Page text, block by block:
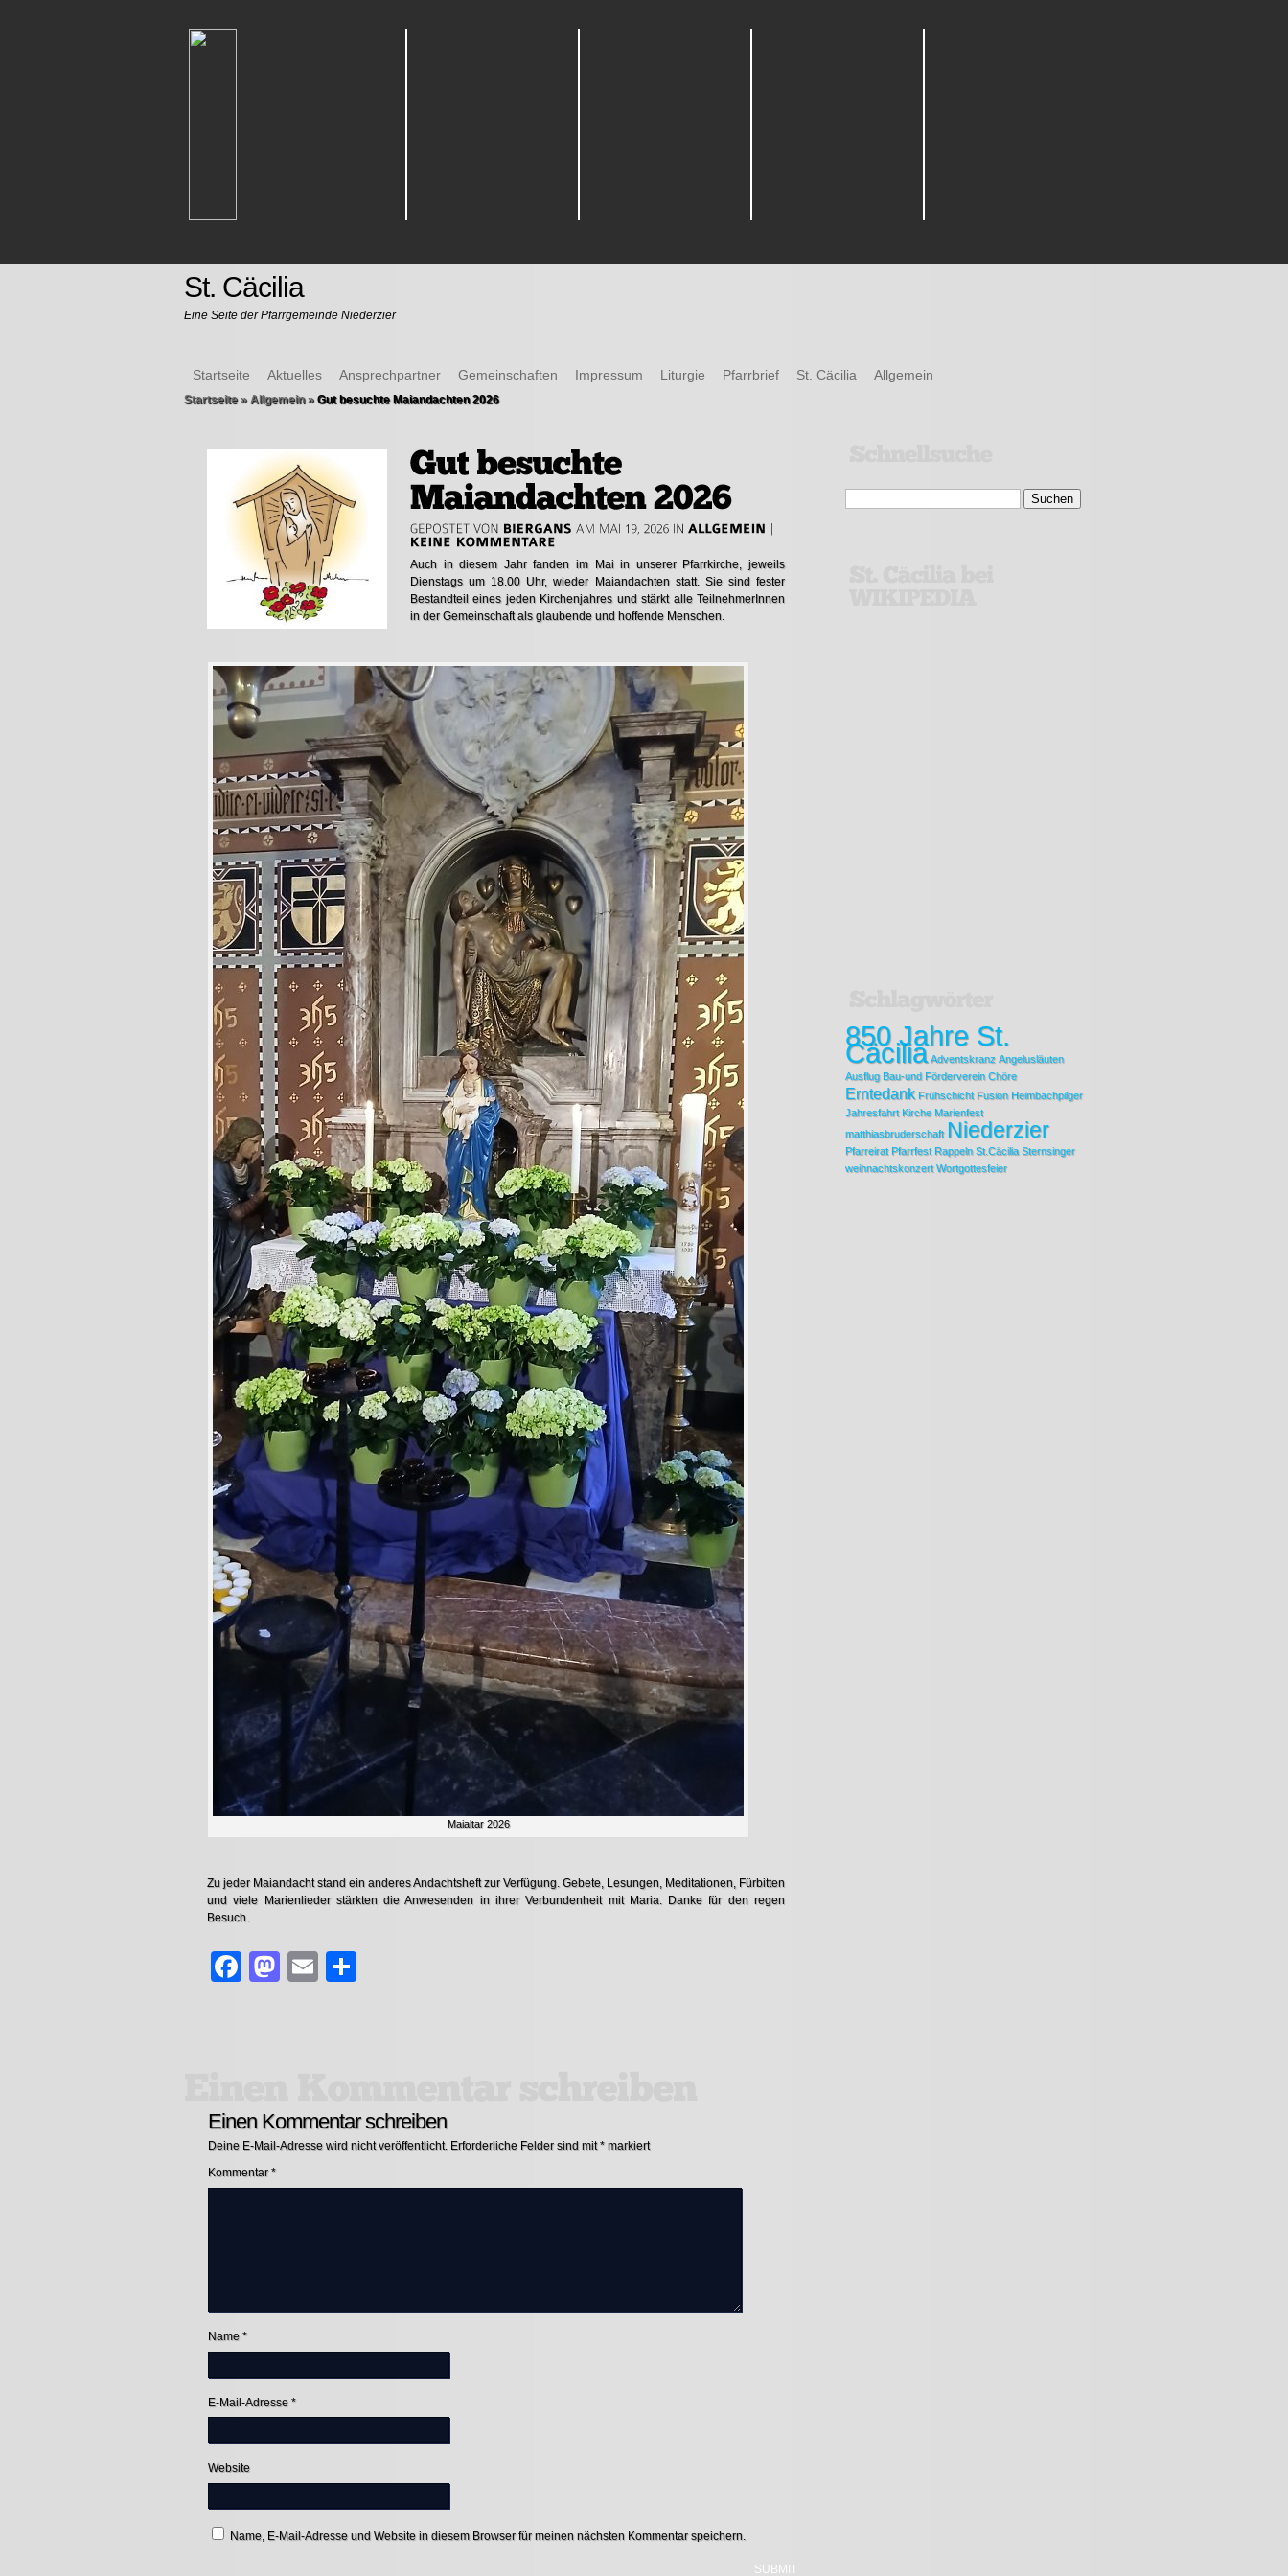
St. Cäcilia
Eine Seite der Pfarrgemeinde Niederzier
Startseite Aktuelles Ansprechpartner Gemeinschaften Impressum Liturgie Pfarrbrief St. Cäcilia Allgemein
Startseite » Allgemein »Gut besuchte Maiandachten 2026
Auch in diesem Jahr fanden im Mai in unserer Pfarrkirche, jeweils
Dienstags um 18.00 Uhr, wieder Maiandachten statt. Sie sind fester
Bestandteil eines jeden Kirchenjahres und stärkt alle TeilnehmerInnen
in der Gemeinschaft als glaubende und hoffende Menschen.
Maialtar 2026
Zu jeder Maiandacht stand ein anderes Andachtsheft zur Verfügung. Gebete, Lesungen, Meditationen, Fürbitten
und viele Marienlieder stärkten die Anwesenden in ihrer Verbundenheit mit Maria. Danke für den regen
Besuch.
Facebook
Mastodon
Email
Einen Kommentar schreiben
Deine E-Mail-Adresse wird nicht veröffentlicht. Erforderliche Felder sind mit* markiert
Kommentar*
Name *
E-Mail-Adresse *
Website
Name, E-Mail-Adresse und Website in diesem Browser für meinen nächsten Kommentar speichern.
850 Jahre St.
Cäcilia Adventskranz Angelusläuten
Ausflug Bau-und Förderverein Chöre
Erntedank Frühschicht Fusion Heimbachpilger
Jahresfahrt Kirche Marienfest
matthiasbruderschaft Niederzier
Pfarreirat Pfarrfest Rappeln St.Cäcilia Sternsinger
weihnachtskonzert Wortgottesfeier